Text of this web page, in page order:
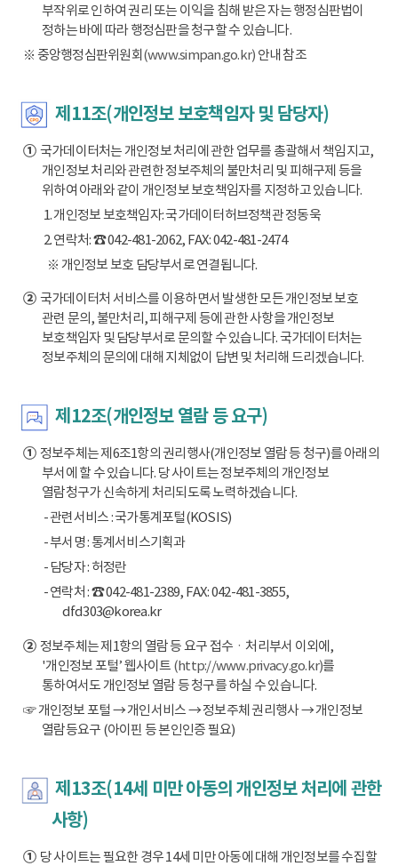
부작위로 인하여 권리 또는 이익을 침해 받은 자는 행정심판법이
정하는 바에 따라 행정심판을 청구할 수 있습니다.
※ 중앙행정심판위원회(www.simpan.go.kr) 안내 참조
제11조(개인정보 보호책임자 및 담당자)
①국가데이터처는 개인정보 처리에 관한 업무를 총괄해서 책임지고,
개인정보 처리와 관련한 정보주체의 불만처리 및 피해구제 등을
위하여 아래와 같이 개인정보 보호책임자를 지정하고 있습니다.
1. 개인정보 보호책임자: 국가데이터허브정책관 정동욱
2. 연락처: ☎ 042-481-2062, FAX: 042-481-2474
※ 개인정보 보호 담당부서로 연결됩니다.
②국가데이터처 서비스를 이용하면서 발생한 모든 개인정보 보호
관련 문의, 불만처리, 피해구제 등에 관한 사항을 개인정보
보호책임자 및 담당부서로 문의할 수 있습니다. 국가데이터처는
정보주체의 문의에 대해 지체없이 답변 및 처리해 드리겠습니다.
제12조(개인정보 열람 등 요구)
①정보주체는 제6조1항의 권리행사(개인정보 열람 등 청구)를 아래의
부서에 할 수 있습니다. 당 사이트는 정보주체의 개인정보
열람청구가 신속하게 처리되도록 노력하겠습니다.
- 관련서비스 : 국가통계포털(KOSIS)
- 부서명 : 통계서비스기획과
- 담당자 : 허정란
- 연락처 : ☎ 042-481-2389, FAX: 042-481-3855,
dfd303@korea.kr
②정보주체는 제1항의 열람 등 요구 접수ㆍ처리부서 이외에,
'개인정보 포털’ 웹사이트 (http://www.privacy.go.kr)를
통하여서도 개인정보 열람 등 청구를 하실 수 있습니다.
☞ 개인정보 포털 → 개인서비스 → 정보주체 권리행사 → 개인정보
열람등요구 (아이핀 등 본인인증 필요)
제13조(14세 미만 아동의 개인정보 처리에 관한
사항)
①당 사이트는 필요한 경우 14세 미만 아동에 대해 개인정보를 수집할